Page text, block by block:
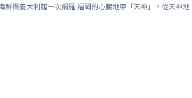
鮮與義大利麵一次網羅 福岡的心臟地帶「天神」，從天神地